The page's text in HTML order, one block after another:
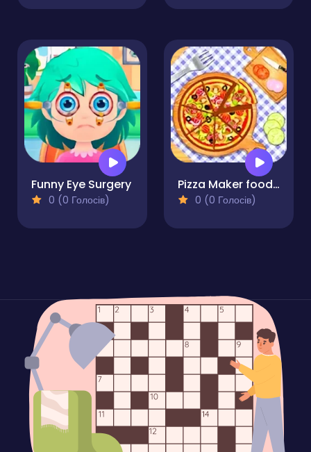
Funny Eye Surgery
0 (0 Голосів)
Pizza Maker food Cooking Games
0 (0 Голосів)